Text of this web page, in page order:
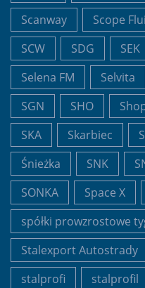
Scanway
Scope
SCW
SDG SEK
Selena FM
Selvita
SGN
SHO
SKA
Skarbiec
Śnieżka
SNK
SONKA
Space X
spółki prowzrostowe
Stalexport Autostrady
stalprofi
stalprofil